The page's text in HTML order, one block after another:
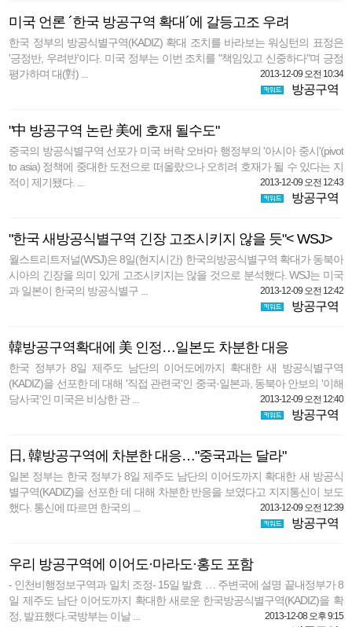
미국 언론 ´한국 방공구역 확대´에 갈등고조 우려
한국 정부의 방공식별구역(KADIZ) 확대 조치를 바라보는 워싱턴의 표정은
'긍정반, 우려반'이다. 미국 정부는 이번 조치를 "책임있고 신중하다"며 긍정
평가하며 대(對) ...
2013-12-09 오전 10:34
방공구역
"中 방공구역 논란 美에 호재 될수도"
중국의 방공식별구역 선포가 미국 버락 오바마 행정부의 '아시아 중시'(pivot
to asia) 정책에 중대한 도전으로 떠올랐으나 오히려 호재가 될 수 있다는 지
적이 제기됐다. ...
2013-12-09 오전 12:43
방공구역
"한국 새방공식별구역 긴장 고조시키지 않을 듯"< WSJ>
월스트리트저널(WSJ)은 8일(현지시간) 한국의방공식별구역 확대가 동북아
시아의 긴장을 의미 있게 고조시키지는 않을 것으로 분석했다. WSJ는 미국
과 일본이 한국의 방공식별구 ...
2013-12-09 오전 12:42
방공구역
韓방공구역확대에 美 인정…일본도 차분한 대응
한국 정부가 8일 제주도 남단의 이어도에까지 확대한 새 방공식별구역
(KADIZ)을 선포한 데 대해 '직접 관련국'인 중국·일본과, 동북아 안보의 '이해
당사국'인 미국은 비상한 관 ...
2013-12-09 오전 12:40
방공구역
日, 韓방공구역에 차분한 대응…"중국과는 달라"
일본 정부는 한국 정부가 8일 제주도 남단의 이어도까지 확대한 새 방공식
별구역(KADIZ)을 선포한 데 대해 차분한 반응을 보였다고 지지통신이 보도
했다. 통신에 따르면 한국의 ...
2013-12-09 오전 12:39
방공구역
우리 방공구역에 이어도·마라도·홍도 포함
- 인천비행정보구역과 일치 조정- 15일 발효 … 주변국에 설명 끝내정부가 8
일 제주도 남단 이어도까지 확대한 새로운 한국방공식별구역(KADIZ)을 확
정, 발표했다.국방부는 이날 ...
2013-12-08 오후 9:15